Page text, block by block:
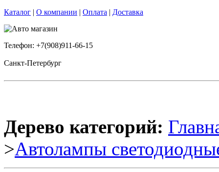
Каталог | О компании | Оплата | Доставка
Телефон: +7(908)911-66-15
Санкт-Петербург
Дерево категорий:
>Автолампы